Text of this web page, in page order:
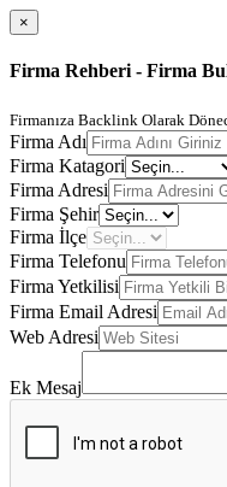
×
Firma Rehberi - Firma
Firmanıza Backlink Olarak
Firma Adı
Firma Katagori
Firma Adresi
Firma Şehir
Firma İlçe
Firma Telefonu
Firma Yetkilisi
Firma Email Adresi
Web Adresi
Ek Mesaj